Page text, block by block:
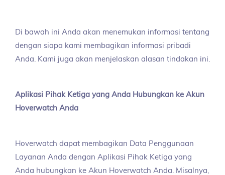
Di bawah ini Anda akan menemukan informasi tentang
dengan siapa kami membagikan informasi pribadi
Anda. Kami juga akan menjelaskan alasan tindakan ini.
Aplikasi Pihak Ketiga yang Anda Hubungkan ke Akun
Hoverwatch Anda
Hoverwatch dapat membagikan Data Penggunaan
Layanan Anda dengan Aplikasi Pihak Ketiga yang
Anda hubungkan ke Akun Hoverwatch Anda. Misalnya,